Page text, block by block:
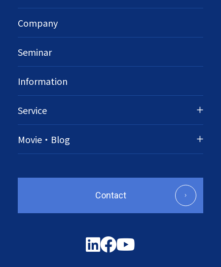
Company
Seminar
Information
Service
Movie・Blog
Contact